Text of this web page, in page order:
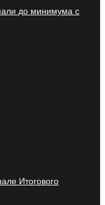
до минимума с
Итогового